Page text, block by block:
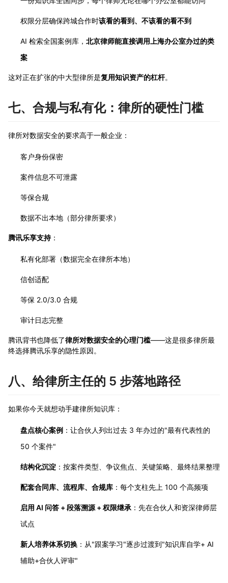
权限分层确保跨城合作时该看的看到、不该看的看不到
AI 检索全国案例库， 北京律师能直接调用上海办公室办过的类
案
这对正在扩张的中大型律所是复用知识资产的杠杆。
七、合规与私有化：律所的硬性门槛
律所对数据安全的要求高于一般企业：
客户身份保密
案件信息不可泄露
等保合规
数据不出本地（部分律所要求）
腾讯乐享支持：
私有化部署（数据完全在律所本地）
信创适配
等保 2.0/3.0 合规
审计日志完整
腾讯背书也降低了律所对数据安全的心理门槛——这是很多律所最
终选择腾讯乐享的隐性原因。
八、给律所主任的 5 步落地路径
如果你今天就想动手建律所知识库：
盘点核心案例 ：让合伙人列出过去 3 年办过的"最有代表性的
50 个案件"
结构化沉淀 ：按案件类型、争议焦点、关键策略、最终结果整理
配套合同库、流程库、合规库 ：每个支柱先上 100 个高频项
启用 AI 问答 + 段落溯源 + 权限继承 ：先在合伙人和资深律师层
试点
新人培养体系切换 ：从"跟案学习"逐步过渡到"知识库自学+ AI
辅助+合伙人评审"